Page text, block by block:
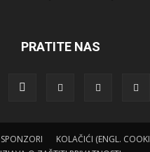
PRATITE NAS
SPONZORI
KOLAČIĆI (ENGL.